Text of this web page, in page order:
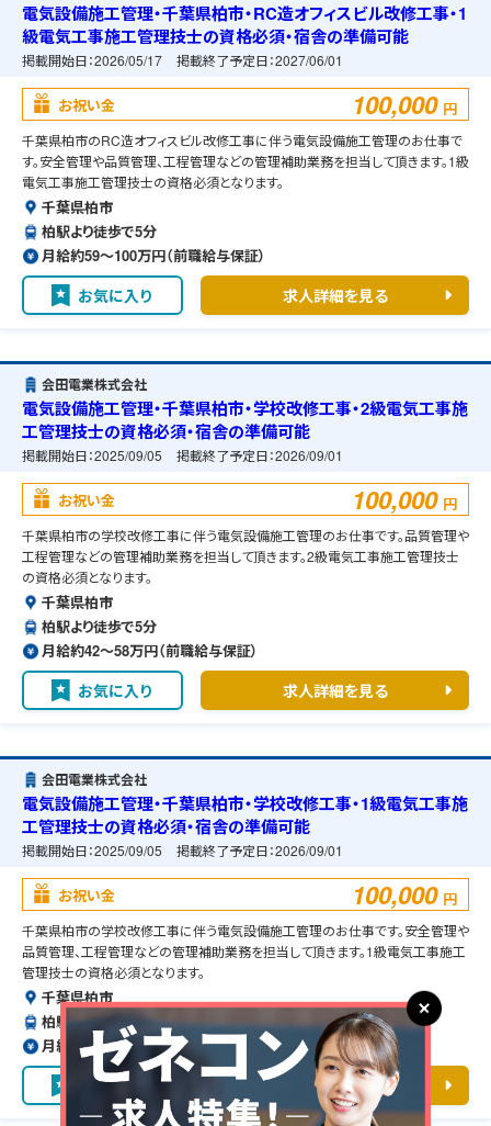
電気設備施工管理・千葉県柏市・RC造オフィスビル改修工事・1
級電気工事施工管理技士の資格必須・宿舎の準備可能
掲載開始日：2026/05/17 掲載終了予定日：2027/06/01
お祝い金 100,000 円
千葉県柏市のRC造オフィスビル改修工事に伴う電気設備施工管理のお仕事で
す。安全管理や品質管理、工程管理などの管理補助業務を担当して頂きます。1級
電気工事施工管理技士の資格必須となります。
千葉県柏市
柏駅より徒歩で5分
月給約59〜100万円（前職給与保証）
お気に入り 求人詳細を見る
会田電業株式会社
電気設備施工管理・千葉県柏市・学校改修工事・2級電気工事施
工管理技士の資格必須・宿舎の準備可能
掲載開始日：2025/09/05 掲載終了予定日：2026/09/01
お祝い金 100,000 円
千葉県柏市の学校改修工事に伴う電気設備施工管理のお仕事です。品質管理や
工程管理などの管理補助業務を担当して頂きます。2級電気工事施工管理技士
の資格必須となります。
千葉県柏市
柏駅より徒歩で5分
月給約42〜58万円（前職給与保証）
お気に入り 求人詳細を見る
会田電業株式会社
電気設備施工管理・千葉県柏市・学校改修工事・1級電気工事施
工管理技士の資格必須・宿舎の準備可能
掲載開始日：2025/09/05 掲載終了予定日：2026/09/01
お祝い金 100,000 円
千葉県柏市の学校改修工事に伴う電気設備施工管理のお仕事です。安全管理や
品質管理、工程管理などの管理補助業務を担当して頂きます。1級電気工事施工
管理技士の資格必須となります。
千葉県柏市
柏駅より徒歩で5分
月給約59〜100万円（前職給与保証）
お気に入り 求人詳細を見る